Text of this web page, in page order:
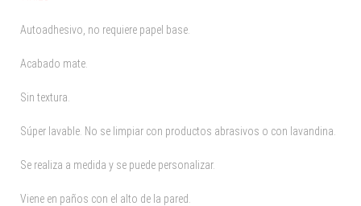
Autoadhesivo, no requiere papel base.
Acabado mate.
Sin textura.
Súper lavable. No se limpiar con productos abrasivos o con lavandina.
Se realiza a medida y se puede personalizar.
Viene en paños con el alto de la pared.